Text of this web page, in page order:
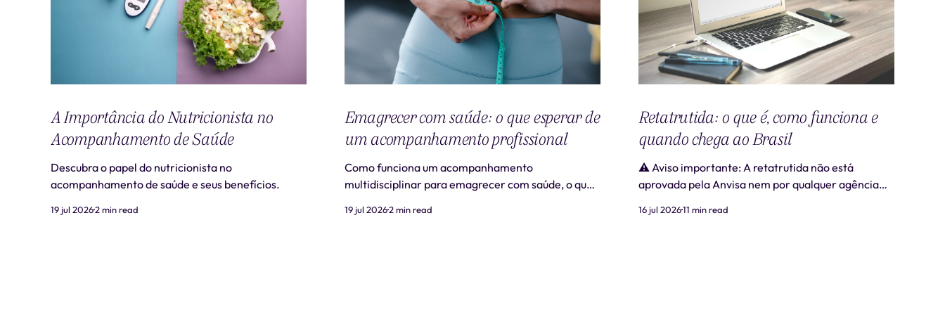
A Importância do Nutricionista no
Acompanhamento de Saúde
Descubra o papel do nutricionista no
acompanhamento de saúde e seus benefícios.
19 jul 20262 min read
Emagrecer com saúde: o que esperar de
um acompanhamento profissional
Como funciona um acompanhamento
multidisciplinar para emagrecer com saúde, o que
profissional.
19 jul 20262 min read
Retatrutida: o que é, como funciona e
quando chega ao Brasil
⚠️ Aviso importante: A retatrutida não está
aprovada pela Anvisa nem por qualquer agência
como "retatrutida" fora de estudos clínicos
16 jul 202611 min read